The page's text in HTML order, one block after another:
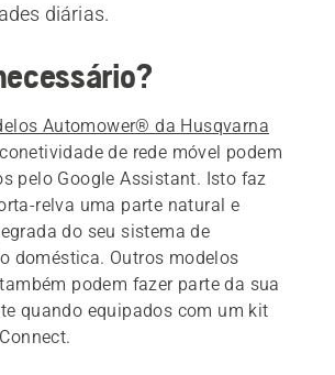
diárias.
Automower® da Husqvarna
de rede móvel podem
pelo Google Assistant. Isto faz
relva uma parte natural e
do seu sistema de
doméstica. Outros modelos
podem fazer parte da sua
quando equipados com um kit